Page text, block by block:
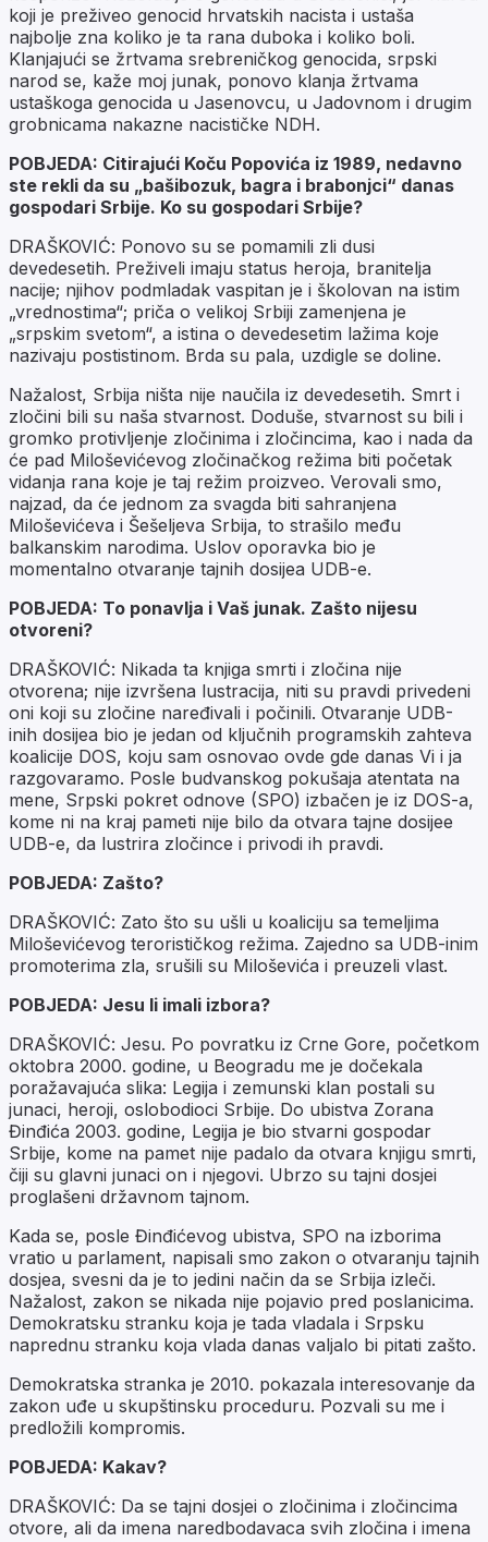
koji je preživeo genocid hrvatskih nacista i ustaša
najbolje zna koliko je ta rana duboka i koliko boli.
Klanjajući se žrtvama srebreničkog genocida, srpski
narod se, kaže moj junak, ponovo klanja žrtvama
ustaškoga genocida u Jasenovcu, u Jadovnom i drugim
grobnicama nakazne nacističke NDH.
POBJEDA: Citirajući Koču Popovića iz 1989, nedavno
ste rekli da su „bašibozuk, bagra i brabonjci“ danas
gospodari Srbije. Ko su gospodari Srbije?
DRAŠKOVIĆ: Ponovo su se pomamili zli dusi
devedesetih. Preživeli imaju status heroja, branitelja
nacije; njihov podmladak vaspitan je i školovan na istim
„vrednostima“; priča o velikoj Srbiji zamenjena je
„srpskim svetom“, a istina o devedesetim lažima koje
nazivaju postistinom. Brda su pala, uzdigle se doline.
Nažalost, Srbija ništa nije naučila iz devedesetih. Smrt i
zločini bili su naša stvarnost. Doduše, stvarnost su bili i
gromko protivljenje zločinima i zločincima, kao i nada da
će pad Miloševićevog zločinačkog režima biti početak
vidanja rana koje je taj režim proizveo. Verovali smo,
najzad, da će jednom za svagda biti sahranjena
Miloševićeva i Šešeljeva Srbija, to strašilo među
balkanskim narodima. Uslov oporavka bio je
momentalno otvaranje tajnih dosijea UDB-e.
POBJEDA: To ponavlja i Vaš junak. Zašto nijesu
otvoreni?
DRAŠKOVIĆ: Nikada ta knjiga smrti i zločina nije
otvorena; nije izvršena lustracija, niti su pravdi privedeni
oni koji su zločine naređivali i počinili. Otvaranje UDB-
inih dosijea bio je jedan od ključnih programskih zahteva
koalicije DOS, koju sam osnovao ovde gde danas Vi i ja
razgovaramo. Posle budvanskog pokušaja atentata na
mene, Srpski pokret odnove (SPO) izbačen je iz DOS-a,
kome ni na kraj pameti nije bilo da otvara tajne dosijee
UDB-e, da lustrira zločince i privodi ih pravdi.
POBJEDA: Zašto?
DRAŠKOVIĆ: Zato što su ušli u koaliciju sa temeljima
Miloševićevog terorističkog režima. Zajedno sa UDB-inim
promoterima zla, srušili su Miloševića i preuzeli vlast.
POBJEDA: Jesu li imali izbora?
DRAŠKOVIĆ: Jesu. Po povratku iz Crne Gore, početkom
oktobra 2000. godine, u Beogradu me je dočekala
poražavajuća slika: Legija i zemunski klan postali su
junaci, heroji, oslobodioci Srbije. Do ubistva Zorana
Đinđića 2003. godine, Legija je bio stvarni gospodar
Srbije, kome na pamet nije padalo da otvara knjigu smrti,
čiji su glavni junaci on i njegovi. Ubrzo su tajni dosjei
proglašeni državnom tajnom.
Kada se, posle Đinđićevog ubistva, SPO na izborima
vratio u parlament, napisali smo zakon o otvaranju tajnih
dosjea, svesni da je to jedini način da se Srbija izleči.
Nažalost, zakon se nikada nije pojavio pred poslanicima.
Demokratsku stranku koja je tada vladala i Srpsku
naprednu stranku koja vlada danas valjalo bi pitati zašto.
Demokratska stranka je 2010. pokazala interesovanje da
zakon uđe u skupštinsku proceduru. Pozvali su me i
predložili kompromis.
POBJEDA: Kakav?
DRAŠKOVIĆ: Da se tajni dosjei o zločinima i zločincima
otvore, ali da imena naredbodavaca svih zločina i imena